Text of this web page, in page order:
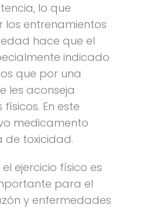
lo que
los entrenamientos
hace que el
indicado
que por una
les aconseja
En este
medicamento
de toxicidad.
ejercicio físico es
para el
y enfermedades